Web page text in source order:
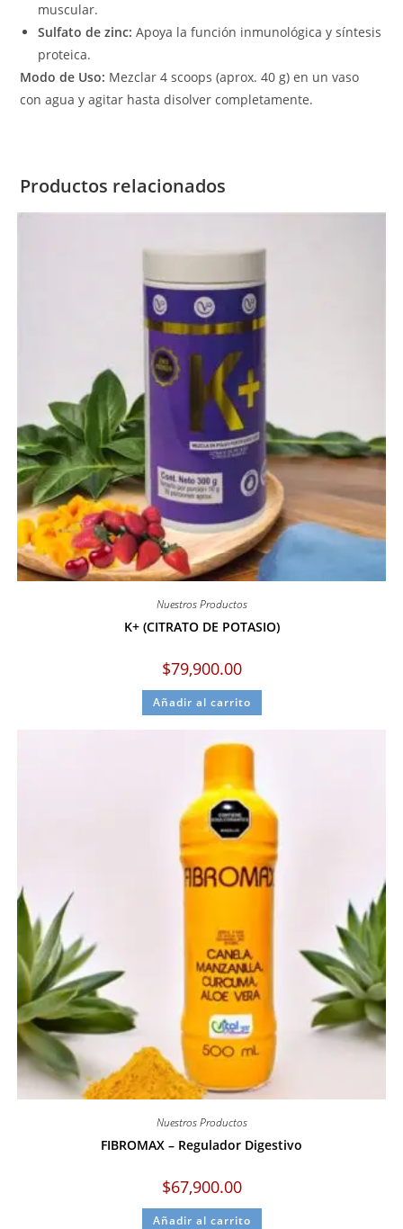
muscular.
Sulfato de zinc: Apoya la función inmunológica y síntesis
proteica.
Modo de Uso: Mezclar 4 scoops (aprox. 40 g) en un vaso
con agua y agitar hasta disolver completamente.
Productos relacionados
Nuestros Productos
K+ (CITRATO DE POTASIO)
$79,900.00
Añadir al carrito
Nuestros Productos
FIBROMAX – Regulador Digestivo
$67,900.00
Añadir al carrito